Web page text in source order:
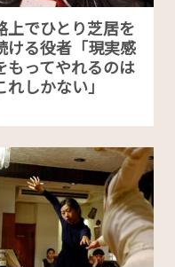
上でひとり芝居を
ける役者「現実感
もってやれるのは
れしかない」